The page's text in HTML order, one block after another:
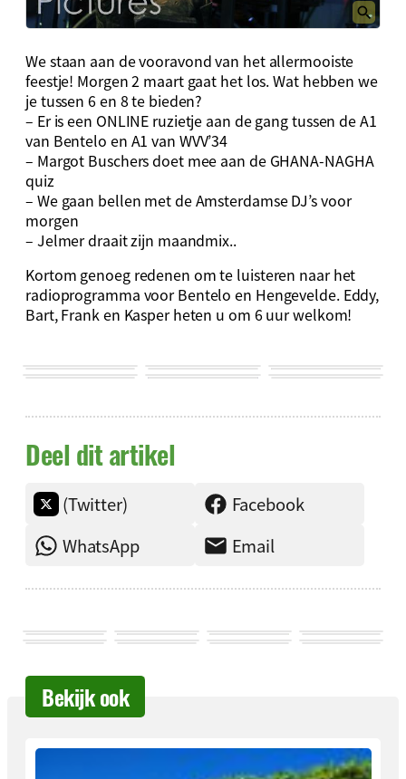
We staan aan de vooravond van het allermooiste
feestje! Morgen 2 maart gaat het los. Wat hebben we
je tussen 6 en 8 te bieden?
– Er is een ONLINE ruzietje aan de gang tussen de A1
van Bentelo en A1 van WVV’34
– Margot Buschers doet mee aan de GHANA-NAGHA
quiz
– We gaan bellen met de Amsterdamse DJ’s voor
morgen
– Jelmer draait zijn maandmix..
Kortom genoeg redenen om te luisteren naar het
radioprogramma voor Bentelo en Hengevelde. Eddy,
Bart, Frank en Kasper heten u om 6 uur welkom!
Deel dit artikel
(Twitter)
Facebook
WhatsApp
Email
Bekijk ook